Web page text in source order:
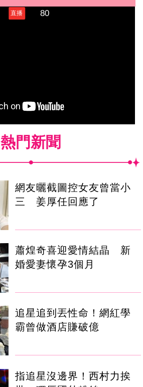
熱門新聞
網友曬截圖控女友曾當小
三 姜厚任回應了
蕭煌奇喜迎愛情結晶 新
婚愛妻懷孕3個月
追星追到丟性命！網紅學
霸曾做酒店賺破億
指追星沒邊界！西村力挨